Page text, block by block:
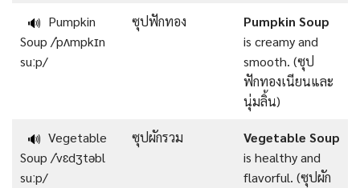
🔊 Pumpkin
Soup /ˈpʌmpkɪn
suːp/
ซุปฟักทอง
Pumpkin Soup
is creamy and
smooth. (ซุป
ฟักทองเนียนและ
นุ่มลิ้น)
🔊 Vegetable
Soup /ˈvɛdʒtəbl
suːp/
ซุปผักรวม
Vegetable Soup
is healthy and
flavorful. (ซุปผัก